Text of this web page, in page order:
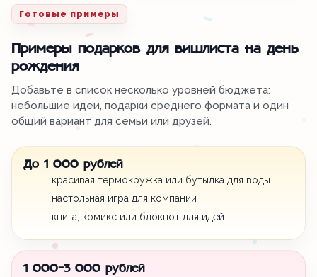
Готовые примеры
Примеры подарков для вишлиста на день
рождения
Добавьте в список несколько уровней бюджета:
небольшие идеи, подарки среднего формата и один
общий вариант для семьи или друзей.
До 1 000 рублей
красивая термокружка или бутылка для воды
настольная игра для компании
книга, комикс или блокнот для идей
1 000-3 000 рублей